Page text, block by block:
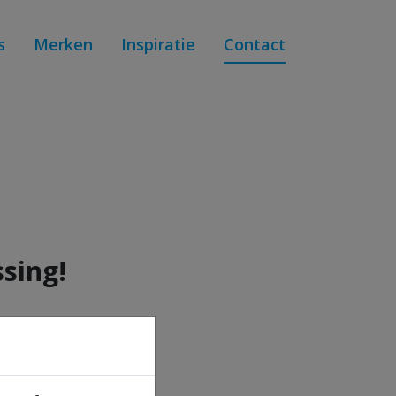
Merken Inspiratie Contact
79 B